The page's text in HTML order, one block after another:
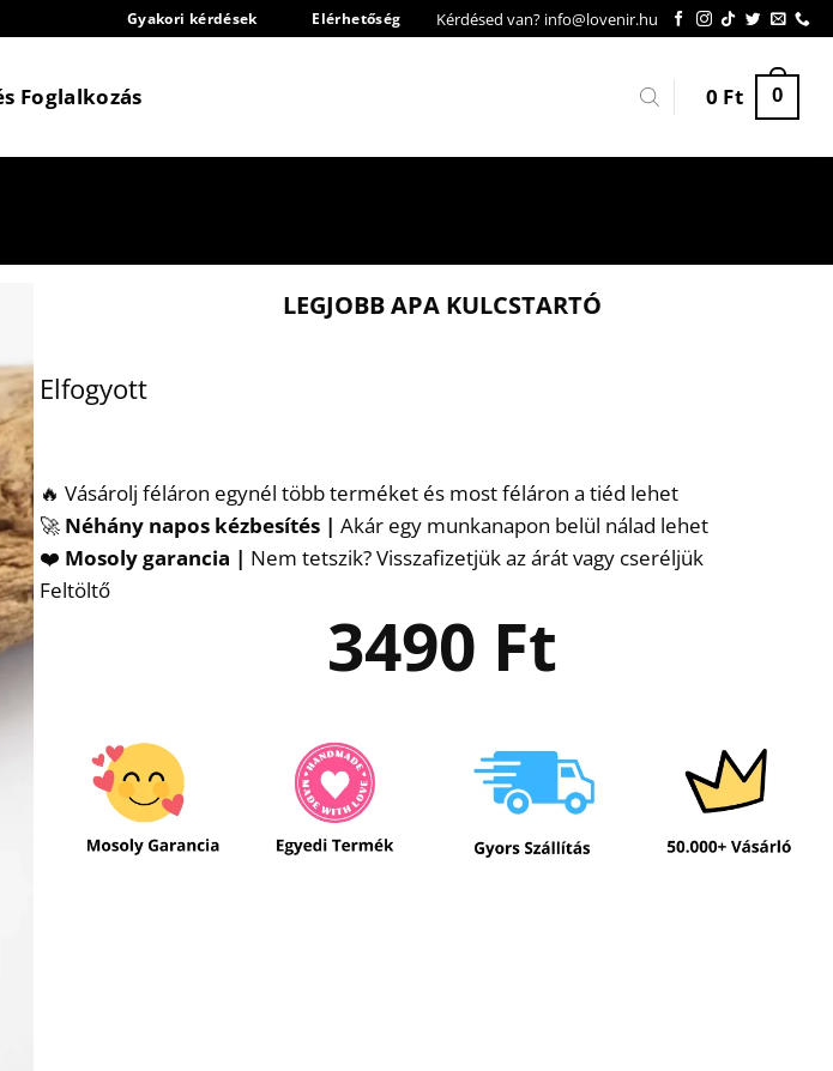
Gyakori kérdések Elérhetőség Kérdésed van? info@lovenir.hu
Foglalkozás 0 Ft 0
LEGJOBB APA KULCSTARTÓ
Elfogyott
🔥 Vásárolj féláron egynél több terméket és most féláron a tiéd lehet
🚀 Néhány napos kézbesítés | Akár egy munkanapon belül nálad lehet
❤️ Mosoly garancia | Nem tetszik? Visszafizetjük az árát vagy cseréljük
Feltöltő
3490 Ft